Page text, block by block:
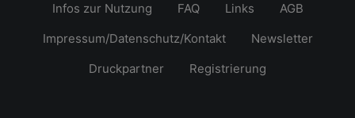
Infos zur Nutzung FAQ Links
AGB
Impressum/Datenschutz/Kontakt
Newsletter
Druckpartner
Registrierung